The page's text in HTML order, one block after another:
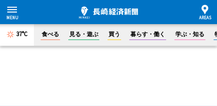
37°C 食べる 見る・遊ぶ 買う 暮らす・働く 学ぶ・知る